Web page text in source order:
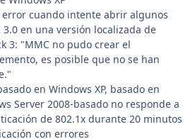
error cuando intente abrir algunos
en una versión localizada de
3: "MMC no pudo crear el
es posible que no se han
en Windows XP, basado en
Server 2008-basado no responde a
de 802.1x durante 20 minutos
con errores